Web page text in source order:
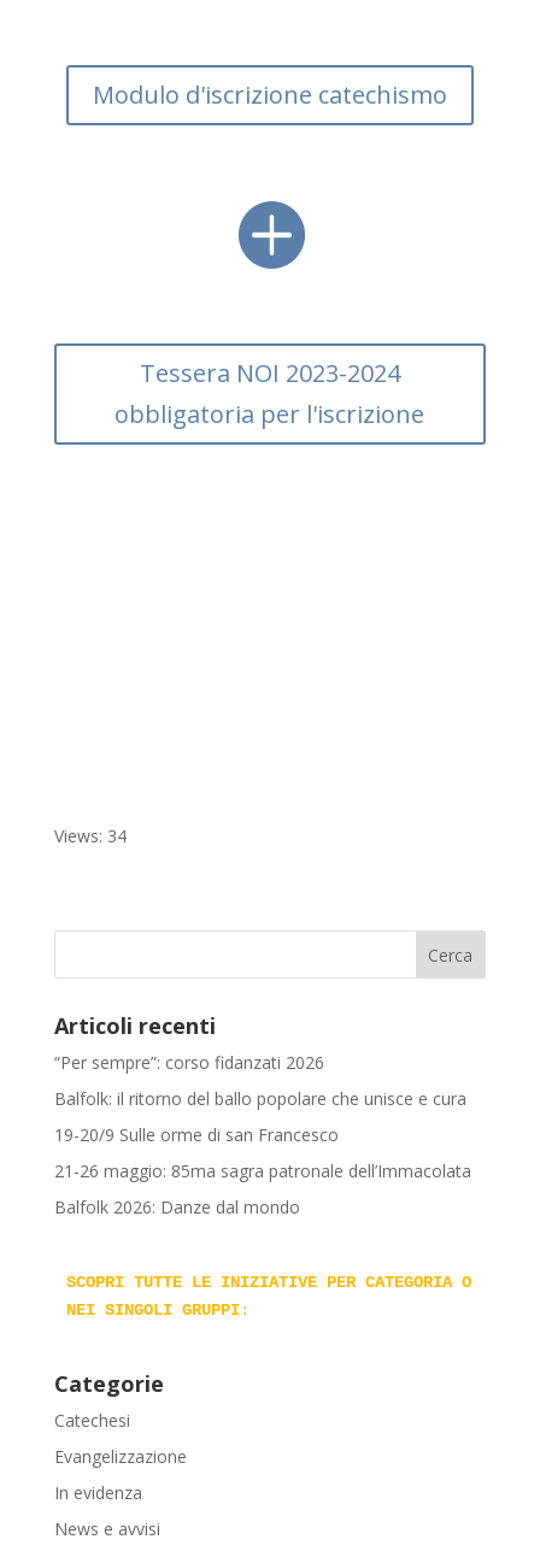
o
o
A
p
a
m
vi
di
Modulo d'iscrizione catechismo

Tessera NOI 2023-2024
obbligatoria per l'iscrizione
Views: 34
Articoli recenti
“Per sempre”: corso fidanzati 2026
Balfolk: il ritorno del ballo popolare che unisce e cura
19-20/9 Sulle orme di san Francesco
21-26 maggio: 85ma sagra patronale dell’Immacolata
Balfolk 2026: Danze dal mondo
SCOPRI TUTTE LE INIZIATIVE PER CATEGORIA O
NEI SINGOLI GRUPPI:
Categorie
Catechesi
Evangelizzazione
In evidenza
News e avvisi